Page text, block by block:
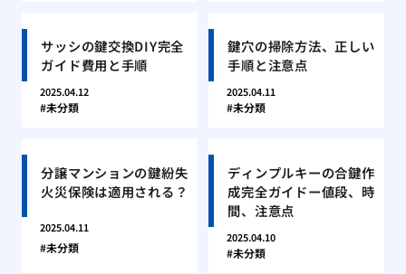
サッシの鍵交換DIY完全
ガイド費用と手順
2025.04.12
未分類
鍵穴の掃除方法、正しい
手順と注意点
2025.04.11
未分類
分譲マンションの鍵紛失
火災保険は適用される？
2025.04.11
未分類
ディンプルキーの合鍵作
成完全ガイドー値段、時
間、注意点
2025.04.10
未分類